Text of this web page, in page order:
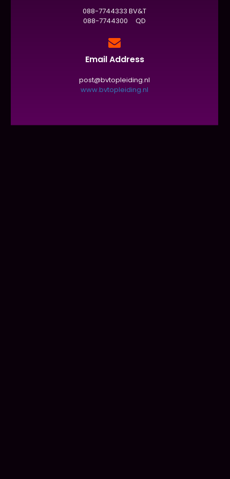
088-7744333 BV&T
088-7744300 QD
Email Address
post@bvtopleiding.nl
www.bvtopleiding.nl